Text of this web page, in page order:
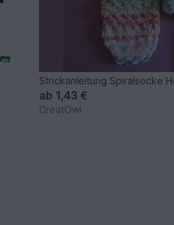
Strickanleitung Spiralsocke
ab 1,43 €
CreatOwl